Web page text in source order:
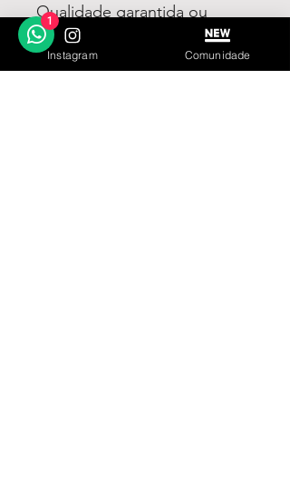
Qualidade garantida ou
devolução por nossa conta!
Instagram Comunidade
1